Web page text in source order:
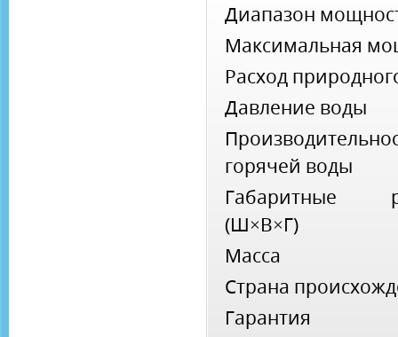
Диапазон
Максимальная
Расход
Давление воды
горячей воды
Габаритные
(Ш×В×Г)
Масса
Страна
Гарантия